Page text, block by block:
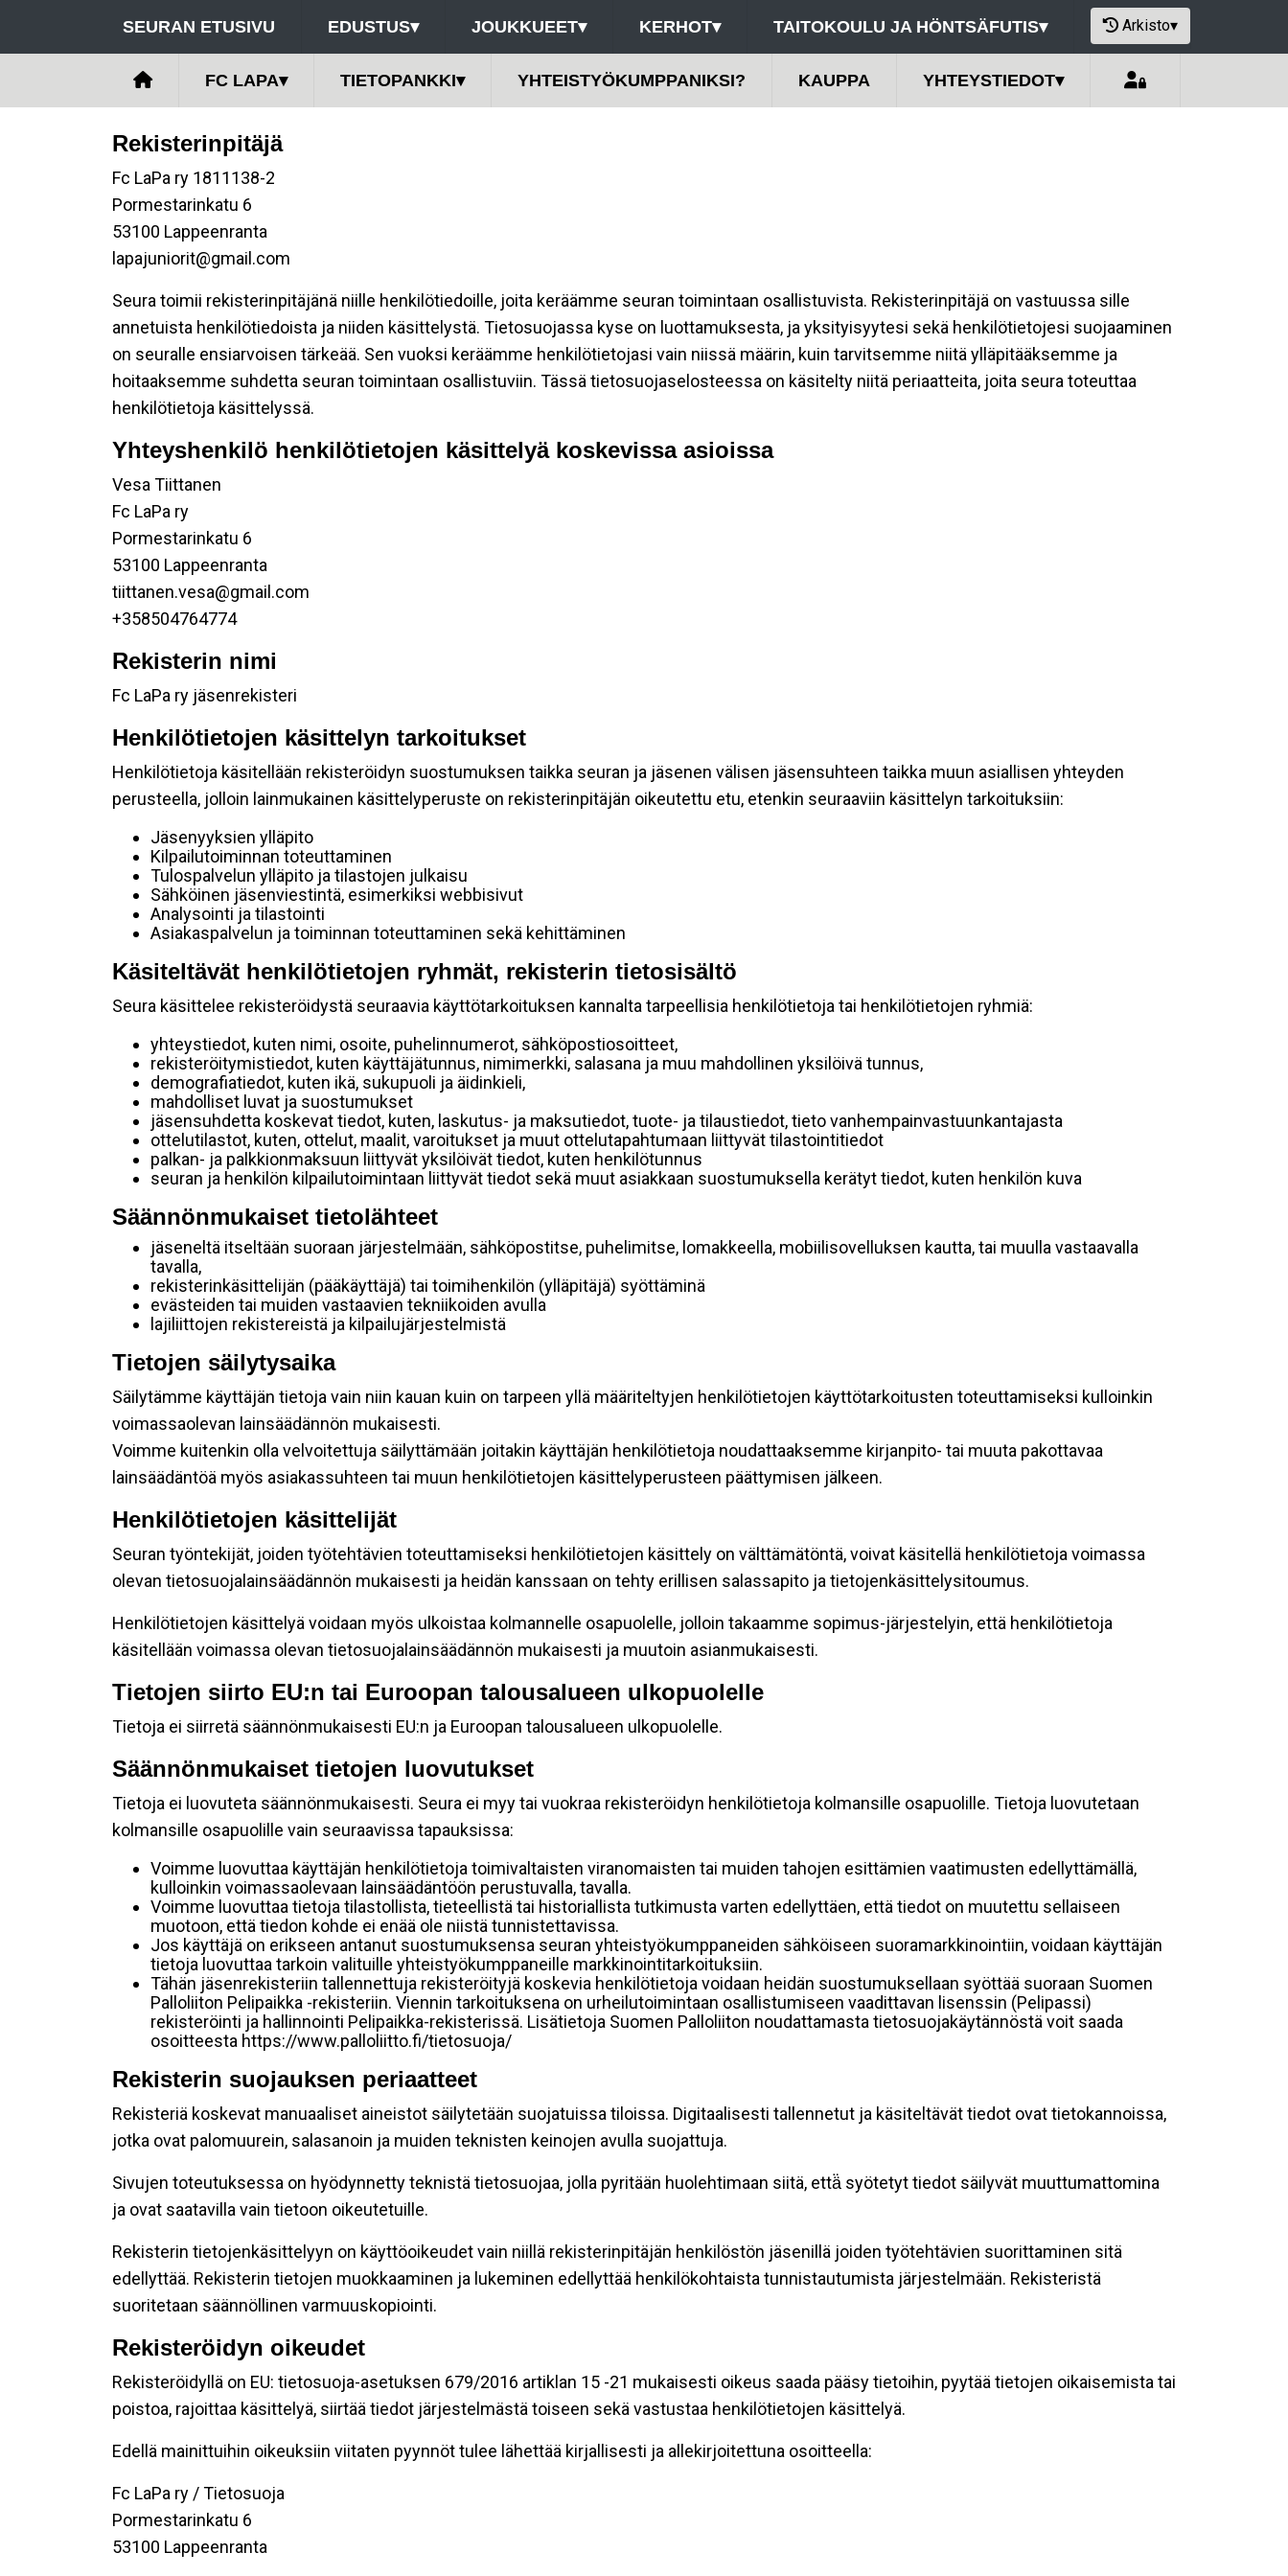
SEURAN ETUSIVU EDUSTUS▾ JOUKKUEET▾ KERHOT▾ TAITOKOULU JA HÖNTSÄFUTIS▾ Arkisto▾
FC LAPA▾ TIETOPANKKI▾ YHTEISTYÖKUMPPANIKSI? KAUPPA YHTEYSTIEDOT▾
Rekisterinpitäjä
Fc LaPa ry 1811138-2
Pormestarinkatu 6
53100 Lappeenranta
lapajuniorit@gmail.com
Seura toimii rekisterinpitäjänä niille henkilötiedoille, joita keräämme seuran toimintaan osallistuvista. Rekisterinpitäjä on vastuussa sille
annetuista henkilötiedoista ja niiden käsittelystä. Tietosuojassa kyse on luottamuksesta, ja yksityisyytesi sekä henkilötietojesi suojaaminen
on seuralle ensiarvoisen tärkeää. Sen vuoksi keräämme henkilötietojasi vain niissä määrin, kuin tarvitsemme niitä ylläpitääksemme ja
hoitaaksemme suhdetta seuran toimintaan osallistuviin. Tässä tietosuojaselosteessa on käsitelty niitä periaatteita, joita seura toteuttaa
henkilötietoja käsittelyssä.
Yhteyshenkilö henkilötietojen käsittelyä koskevissa asioissa
Vesa Tiittanen
Fc LaPa ry
Pormestarinkatu 6
53100 Lappeenranta
tiittanen.vesa@gmail.com
+358504764774
Rekisterin nimi
Fc LaPa ry jäsenrekisteri
Henkilötietojen käsittelyn tarkoitukset
Henkilötietoja käsitellään rekisteröidyn suostumuksen taikka seuran ja jäsenen välisen jäsensuhteen taikka muun asiallisen yhteyden
perusteella, jolloin lainmukainen käsittelyperuste on rekisterinpitäjän oikeutettu etu, etenkin seuraaviin käsittelyn tarkoituksiin:
Jäsenyyksien ylläpito
Kilpailutoiminnan toteuttaminen
Tulospalvelun ylläpito ja tilastojen julkaisu
Sähköinen jäsenviestintä, esimerkiksi webbisivut
Analysointi ja tilastointi
Asiakaspalvelun ja toiminnan toteuttaminen sekä kehittäminen
Käsiteltävät henkilötietojen ryhmät, rekisterin tietosisältö
Seura käsittelee rekisteröidystä seuraavia käyttötarkoituksen kannalta tarpeellisia henkilötietoja tai henkilötietojen ryhmiä:
yhteystiedot, kuten nimi, osoite, puhelinnumerot, sähköpostiosoitteet,
rekisteröitymistiedot, kuten käyttäjätunnus, nimimerkki, salasana ja muu mahdollinen yksilöivä tunnus,
demografiatiedot, kuten ikä, sukupuoli ja äidinkieli,
mahdolliset luvat ja suostumukset
jäsensuhdetta koskevat tiedot, kuten, laskutus- ja maksutiedot, tuote- ja tilaustiedot, tieto vanhempainvastuunkantajasta
ottelutilastot, kuten, ottelut, maalit, varoitukset ja muut ottelutapahtumaan liittyvät tilastointitiedot
palkan- ja palkkionmaksuun liittyvät yksilöivät tiedot, kuten henkilötunnus
seuran ja henkilön kilpailutoimintaan liittyvät tiedot sekä muut asiakkaan suostumuksella kerätyt tiedot, kuten henkilön kuva
Säännönmukaiset tietolähteet
jäseneltä itseltään suoraan järjestelmään, sähköpostitse, puhelimitse, lomakkeella, mobiilisovelluksen kautta, tai muulla vastaavalla
tavalla,
rekisterinkäsittelijän (pääkäyttäjä) tai toimihenkilön (ylläpitäjä) syöttäminä
evästeiden tai muiden vastaavien tekniikoiden avulla
lajiliittojen rekistereistä ja kilpailujärjestelmistä
Tietojen säilytysaika
Säilytämme käyttäjän tietoja vain niin kauan kuin on tarpeen yllä määriteltyjen henkilötietojen käyttötarkoitusten toteuttamiseksi kulloinkin
voimassaolevan lainsäädännön mukaisesti.
Voimme kuitenkin olla velvoitettuja säilyttämään joitakin käyttäjän henkilötietoja noudattaaksemme kirjanpito- tai muuta pakottavaa
lainsäädäntöä myös asiakassuhteen tai muun henkilötietojen käsittelyperusteen päättymisen jälkeen.
Henkilötietojen käsittelijät
Seuran työntekijät, joiden työtehtävien toteuttamiseksi henkilötietojen käsittely on välttämätöntä, voivat käsitellä henkilötietoja voimassa
olevan tietosuojalainsäädännön mukaisesti ja heidän kanssaan on tehty erillisen salassapito ja tietojenkäsittelysitoumus.
Henkilötietojen käsittelyä voidaan myös ulkoistaa kolmannelle osapuolelle, jolloin takaamme sopimus-järjestelyin, että henkilötietoja
käsitellään voimassa olevan tietosuojalainsäädännön mukaisesti ja muutoin asianmukaisesti.
Tietojen siirto EU:n tai Euroopan talousalueen ulkopuolelle
Tietoja ei siirretä säännönmukaisesti EU:n ja Euroopan talousalueen ulkopuolelle.
Säännönmukaiset tietojen luovutukset
Tietoja ei luovuteta säännönmukaisesti. Seura ei myy tai vuokraa rekisteröidyn henkilötietoja kolmansille osapuolille. Tietoja luovutetaan
kolmansille osapuolille vain seuraavissa tapauksissa:
Voimme luovuttaa käyttäjän henkilötietoja toimivaltaisten viranomaisten tai muiden tahojen esittämien vaatimusten edellyttämällä,
kulloinkin voimassaolevaan lainsäädäntöön perustuvalla, tavalla.
Voimme luovuttaa tietoja tilastollista, tieteellistä tai historiallista tutkimusta varten edellyttäen, että tiedot on muutettu sellaiseen
muotoon, että tiedon kohde ei enää ole niistä tunnistettavissa.
Jos käyttäjä on erikseen antanut suostumuksensa seuran yhteistyökumppaneiden sähköiseen suoramarkkinointiin, voidaan käyttäjän
tietoja luovuttaa tarkoin valituille yhteistyökumppaneille markkinointitarkoituksiin.
Tähän jäsenrekisteriin tallennettuja rekisteröityjä koskevia henkilötietoja voidaan heidän suostumuksellaan syöttää suoraan Suomen
Palloliiton Pelipaikka -rekisteriin. Viennin tarkoituksena on urheilutoimintaan osallistumiseen vaadittavan lisenssin (Pelipassi)
rekisteröinti ja hallinnointi Pelipaikka-rekisterissä. Lisätietoja Suomen Palloliiton noudattamasta tietosuojakäytännöstä voit saada
osoitteesta https://www.palloliitto.fi/tietosuoja/
Rekisterin suojauksen periaatteet
Rekisteriä koskevat manuaaliset aineistot säilytetään suojatuissa tiloissa. Digitaalisesti tallennetut ja käsiteltävät tiedot ovat tietokannoissa,
jotka ovat palomuurein, salasanoin ja muiden teknisten keinojen avulla suojattuja.
Sivujen toteutuksessa on hyödynnetty teknistä tietosuojaa, jolla pyritään huolehtimaan siitä, että̈ syötetyt tiedot säilyvät muuttumattomina
ja ovat saatavilla vain tietoon oikeutetuille.
Rekisterin tietojenkäsittelyyn on käyttöoikeudet vain niillä rekisterinpitäjän henkilöstön jäsenillä joiden työtehtävien suorittaminen sitä
edellyttää. Rekisterin tietojen muokkaaminen ja lukeminen edellyttää henkilökohtaista tunnistautumista järjestelmään. Rekisteristä
suoritetaan säännöllinen varmuuskopiointi.
Rekisteröidyn oikeudet
Rekisteröidyllä on EU: tietosuoja-asetuksen 679/2016 artiklan 15 -21 mukaisesti oikeus saada pääsy tietoihin, pyytää tietojen oikaisemista tai
poistoa, rajoittaa käsittelyä, siirtää tiedot järjestelmästä toiseen sekä vastustaa henkilötietojen käsittelyä.
Edellä mainittuihin oikeuksiin viitaten pyynnöt tulee lähettää kirjallisesti ja allekirjoitettuna osoitteella:
Fc LaPa ry / Tietosuoja
Pormestarinkatu 6
53100 Lappeenranta